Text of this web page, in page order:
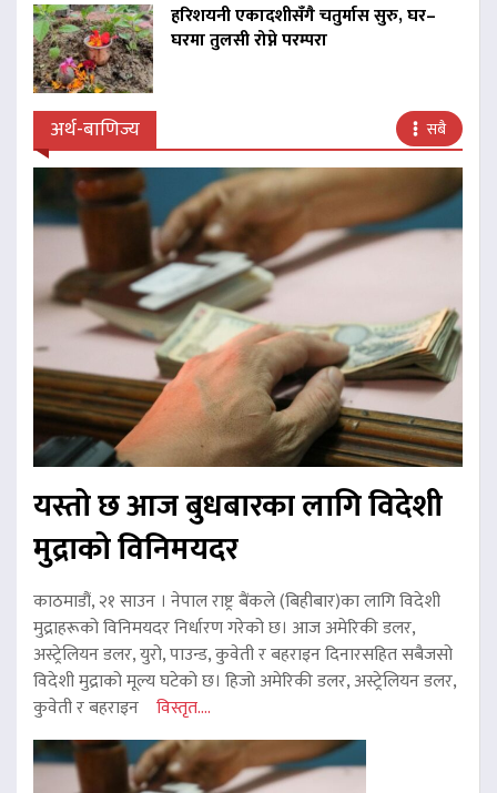
हरिशयनी एकादशीसँगै चतुर्मास सुरु, घर–
घरमा तुलसी रोप्ने परम्परा
अर्थ-बाणिज्य सबै
यस्तो छ आज बुधबारका लागि विदेशी
मुद्राको विनिमयदर
काठमाडौं, २१ साउन । नेपाल राष्ट्र बैंकले (बिहीबार)का लागि विदेशी
मुद्राहरूको विनिमयदर निर्धारण गरेको छ। आज अमेरिकी डलर,
अस्ट्रेलियन डलर, युरो, पाउन्ड, कुवेती र बहराइन दिनारसहित सबैजसो
विदेशी मुद्राको मूल्य घटेको छ। हिजो अमेरिकी डलर, अस्ट्रेलियन डलर,
कुवेती र बहराइन विस्तृत....